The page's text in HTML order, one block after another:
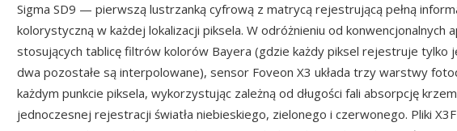
Sigma SD9 — pierwszą lustrzanką cyfrową z matrycą rejestrującą pełną
kolorystyczną w każdej lokalizacji piksela. W odróżnieniu od konwencjonalnych
stosujących tablicę filtrów kolorów Bayera (gdzie każdy piksel rejestruje tylko
dwa pozostałe są interpolowane), sensor Foveon X3 układa trzy warstwy
każdym punkcie piksela, wykorzystując zależną od długości fali absorpcję
jednoczesnej rejestracji światła niebieskiego, zielonego i czerwonego. Pliki